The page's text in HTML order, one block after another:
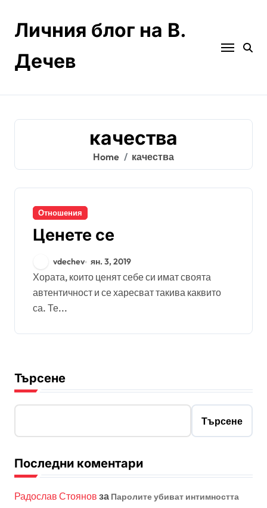
contentЛичния блог на В.
Дечев
качества
Home качества
Отношения
Ценете се
vdechev ян. 3, 2019
Хората, които ценят себе си имат своята
автентичност и се харесват такива каквито
са. Те...
Търсене
Търсене
Последни коментари
Радослав Стоянов за Паролите убиват интимността